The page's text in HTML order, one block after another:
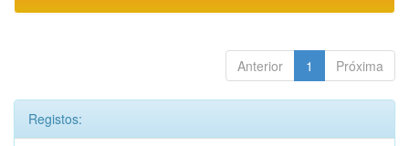
Anterior 1 Próxima
Registos: